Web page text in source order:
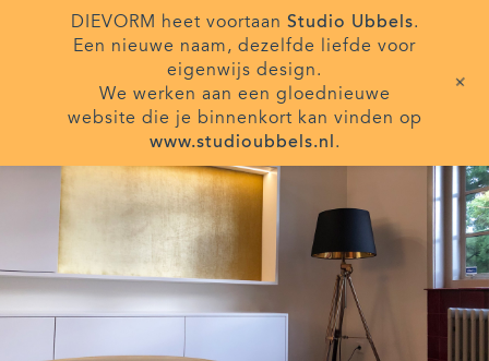
DIEVORM heet voortaan Studio Ubbels.
Een nieuwe naam, dezelfde liefde voor
eigenwijs design.
We werken aan een gloednieuwe
website die je binnenkort kan vinden op
www.studioubbels.nl .
+